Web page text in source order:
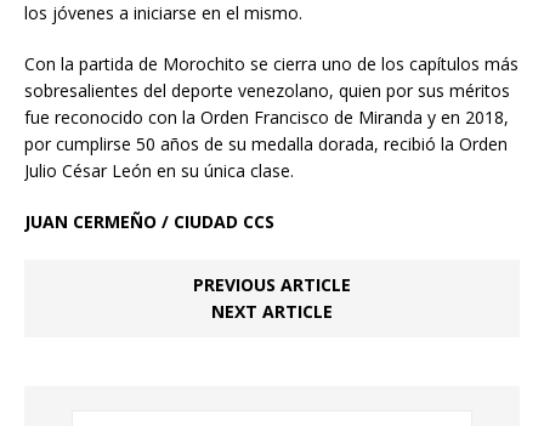
los jóvenes a iniciarse en el mismo.
Con la partida de Morochito se cierra uno de los capítulos más
sobresalientes del deporte venezolano, quien por sus méritos
fue reconocido con la Orden Francisco de Miranda y en 2018,
por cumplirse 50 años de su medalla dorada, recibió la Orden
Julio César León en su única clase.
JUAN CERMEÑO / CIUDAD CCS
PREVIOUS ARTICLE
NEXT ARTICLE